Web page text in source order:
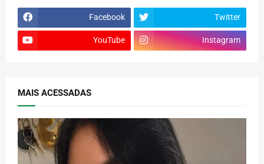
Facebook Twitter
YouTube Instagram
MAIS ACESSADAS